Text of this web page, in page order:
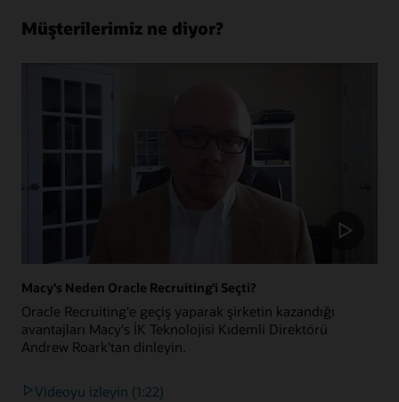
Müşterilerimiz ne diyor?
Macy's Neden Oracle Recruiting'i Seçti?
Oracle Recruiting'e geçiş yaparak şirketin kazandığı
avantajları Macy's İK Teknolojisi Kıdemli Direktörü
Andrew Roark'tan dinleyin.
Videoyu izleyin (1:22)